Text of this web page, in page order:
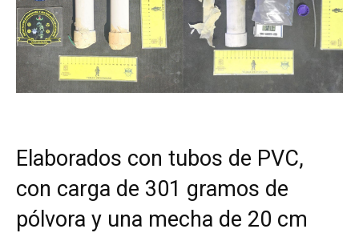
Elaborados con tubos de PVC,
con carga de 301 gramos de
pólvora y una mecha de 20 cm